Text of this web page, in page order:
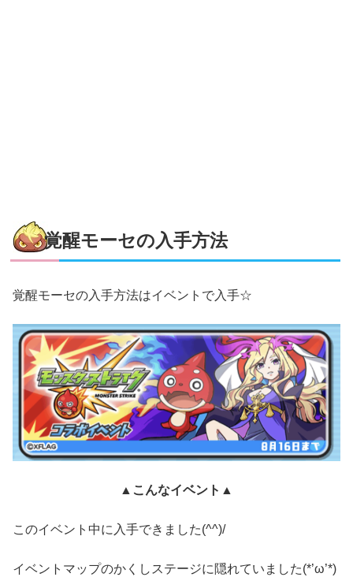
覚醒モーセの入手方法
覚醒モーセの入手方法はイベントで入手☆
▲こんなイベント▲
このイベント中に入手できました(^^)/
イベントマップのかくしステージに隠れていました(*’ω’*)